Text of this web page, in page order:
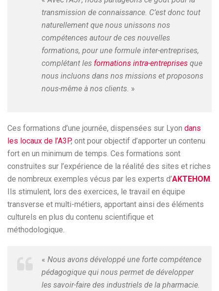
transmission de connaissance. C’est donc tout
naturellement que nous unissons nos
compétences autour de ces nouvelles
formations, pour une formule inter-entreprises,
complétant les formations intra-entreprises que
nous incluons dans nos missions et proposons
nous-même à nos clients. »
Ces formations d’une journée, dispensées sur Lyon dans
les locaux de l’A3P, ont pour objectif d’apporter un contenu
fort en un minimum de temps. Ces formations sont
construites sur l’expérience de la réalité des sites et riches
de nombreux exemples vécus par les experts d’AKTEHOM.
Ils stimulent, lors des exercices, le travail en équipe
transverse et multi-métiers, apportant ainsi des éléments
culturels en plus du contenu scientifique et
méthodologique.
« Nous avons développé une forte compétence
pédagogique qui nous permet de développer
les savoir-faire des industriels de la pharmacie.